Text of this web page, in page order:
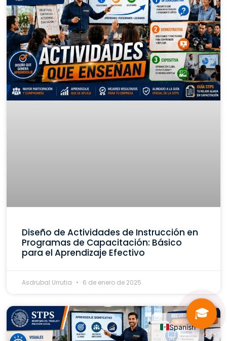
Diseño de Actividades de Instrucción en
Programas de Capacitación: Básico
para el Aprendizaje Efectivo
Asdrubal Urrutia 6 de enero de 2025
🎓
Spanish